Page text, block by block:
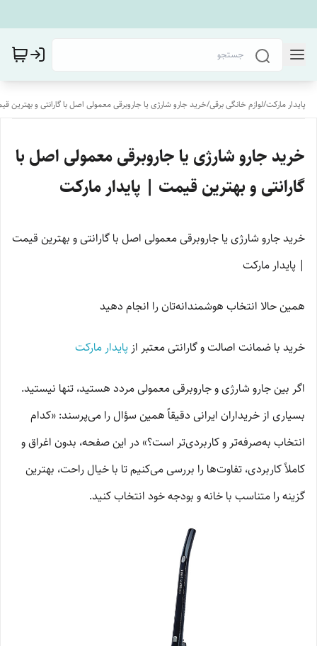
پایدار مارکت/لوازم خانگی برقی/خرید جارو شارژی یا جاروبرقی معمولی اصل با گارانتی و بهترین
خرید جارو شارژی یا جاروبرقی معمولی اصل با
گارانتی و بهترین قیمت | پایدار مارکت
خرید جارو شارژی یا جاروبرقی معمولی اصل با گارانتی و بهترین قیمت
| پایدار مارکت
همین حالا انتخاب هوشمندانه‌تان را انجام دهید
خرید با ضمانت اصالت و گارانتی معتبر از پایدار مارکت
اگر بین جارو شارژی و جاروبرقی معمولی مردد هستید، تنها نیستید.
بسیاری از خریداران ایرانی دقیقاً همین سؤال را می‌پرسند: «کدام
انتخاب به‌صرفه‌تر و کاربردی‌تر است؟» در این صفحه، بدون اغراق و
کاملاً کاربردی، تفاوت‌ها را بررسی می‌کنیم تا با خیال راحت، بهترین
گزینه را متناسب با خانه و بودجه خود انتخاب کنید.